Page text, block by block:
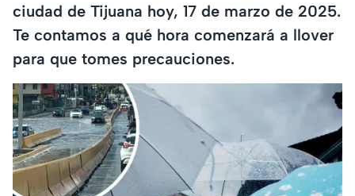
ciudad de Tijuana hoy, 17 de marzo de 2025.
Te contamos a qué hora comenzará a llover
para que tomes precauciones.